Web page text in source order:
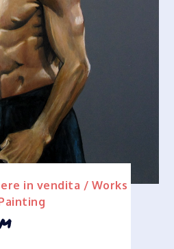
in vendita / Works